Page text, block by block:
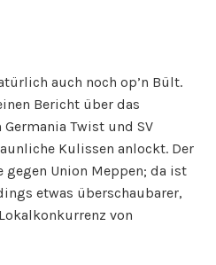
auch noch op’n Bült.
Bericht über das
Twist und SV
Kulissen anlockt. Der
gegen Union Meppen; da ist
etwas überschaubarer,
von